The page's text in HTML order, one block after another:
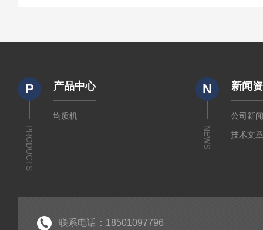
P
PRODUCTS
产品中心
均质机
N
NEWS
新闻
公司新
技术文
联系电话：18501097796